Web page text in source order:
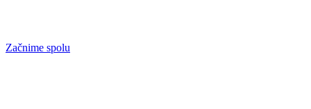
Začnime spolu